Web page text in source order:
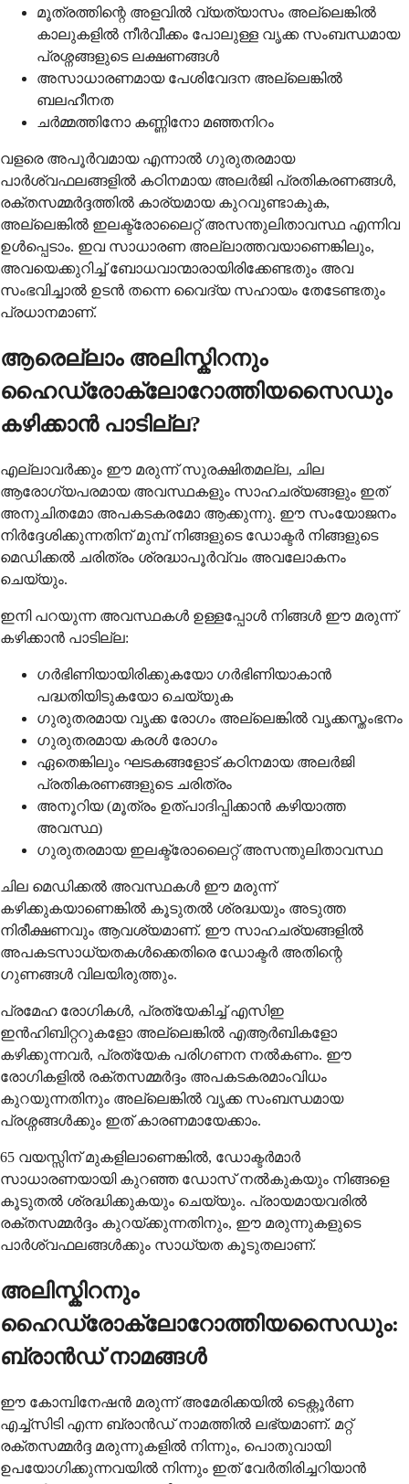
മൂത്രത്തിന്റെ അളവിൽ വ്യത്യാസം അല്ലെങ്കിൽ
കാലുകളിൽ നീർവീക്കം പോലുള്ള വൃക്ക സംബന്ധമായ
പ്രശ്നങ്ങളുടെ ലക്ഷണങ്ങൾ
അസാധാരണമായ പേശിവേദന അല്ലെങ്കിൽ
ബലഹീനത
ചർമ്മത്തിനോ കണ്ണിനോ മഞ്ഞനിറം
വളരെ അപൂർവമായ എന്നാൽ ഗുരുതരമായ
പാർശ്വഫലങ്ങളിൽ കഠിനമായ അലർജി പ്രതികരണങ്ങൾ,
രക്തസമ്മർദ്ദത്തിൽ കാര്യമായ കുറവുണ്ടാകുക,
അല്ലെങ്കിൽ ഇലക്ട്രോലൈറ്റ് അസന്തുലിതാവസ്ഥ എന്നിവ
ഉൾപ്പെടാം. ഇവ സാധാരണ അല്ലാത്തവയാണെങ്കിലും,
അവയെക്കുറിച്ച് ബോധവാന്മാരായിരിക്കേണ്ടതും അവ
സംഭവിച്ചാൽ ഉടൻ തന്നെ വൈദ്യ സഹായം തേടേണ്ടതും
പ്രധാനമാണ്.
ആരെല്ലാം അലിസ്കിറനും
ഹൈഡ്രോക്ലോറോത്തിയസൈഡും
കഴിക്കാൻ പാടില്ല?
എല്ലാവർക്കും ഈ മരുന്ന് സുരക്ഷിതമല്ല, ചില
ആരോഗ്യപരമായ അവസ്ഥകളും സാഹചര്യങ്ങളും ഇത്
അനുചിതമോ അപകടകരമോ ആക്കുന്നു. ഈ സംയോജനം
നിർദ്ദേശിക്കുന്നതിന് മുമ്പ് നിങ്ങളുടെ ഡോക്ടർ നിങ്ങളുടെ
മെഡിക്കൽ ചരിത്രം ശ്രദ്ധാപൂർവ്വം അവലോകനം
ചെയ്യും.
ഇനി പറയുന്ന അവസ്ഥകൾ ഉള്ളപ്പോൾ നിങ്ങൾ ഈ മരുന്ന്
കഴിക്കാൻ പാടില്ല:
ഗർഭിണിയായിരിക്കുകയോ ഗർഭിണിയാകാൻ
പദ്ധതിയിടുകയോ ചെയ്യുക
ഗുരുതരമായ വൃക്ക രോഗം അല്ലെങ്കിൽ വൃക്കസ്തംഭനം
ഗുരുതരമായ കരൾ രോഗം
ഏതെങ്കിലും ഘടകങ്ങളോട് കഠിനമായ അലർജി
പ്രതികരണങ്ങളുടെ ചരിത്രം
അനൂറിയ (മൂത്രം ഉത്പാദിപ്പിക്കാൻ കഴിയാത്ത
അവസ്ഥ)
ഗുരുതരമായ ഇലക്ട്രോലൈറ്റ് അസന്തുലിതാവസ്ഥ
ചില മെഡിക്കൽ അവസ്ഥകൾ ഈ മരുന്ന്
കഴിക്കുകയാണെങ്കിൽ കൂടുതൽ ശ്രദ്ധയും അടുത്ത
നിരീക്ഷണവും ആവശ്യമാണ്. ഈ സാഹചര്യങ്ങളിൽ
അപകടസാധ്യതകൾക്കെതിരെ ഡോക്ടർ അതിന്റെ
ഗുണങ്ങൾ വിലയിരുത്തും.
പ്രമേഹ രോഗികൾ, പ്രത്യേകിച്ച് എസിഇ
ഇൻഹിബിറ്ററുകളോ അല്ലെങ്കിൽ എആർബികളോ
കഴിക്കുന്നവർ, പ്രത്യേക പരിഗണന നൽകണം. ഈ
രോഗികളിൽ രക്തസമ്മർദ്ദം അപകടകരമാംവിധം
കുറയുന്നതിനും അല്ലെങ്കിൽ വൃക്ക സംബന്ധമായ
പ്രശ്നങ്ങൾക്കും ഇത് കാരണമായേക്കാം.
65 വയസ്സിന് മുകളിലാണെങ്കിൽ, ഡോക്ടർമാർ
സാധാരണയായി കുറഞ്ഞ ഡോസ് നൽകുകയും നിങ്ങളെ
കൂടുതൽ ശ്രദ്ധിക്കുകയും ചെയ്യും. പ്രായമായവരിൽ
രക്തസമ്മർദ്ദം കുറയ്ക്കുന്നതിനും, ഈ മരുന്നുകളുടെ
പാർശ്വഫലങ്ങൾക്കും സാധ്യത കൂടുതലാണ്.
അലിസ്കിറനും
ഹൈഡ്രോക്ലോറോത്തിയസൈഡും:
ബ്രാൻഡ് നാമങ്ങൾ
ഈ കോമ്പിനേഷൻ മരുന്ന് അമേരിക്കയിൽ ടെക്റ്റൂർണ
എച്ച്‌സിടി എന്ന ബ്രാൻഡ് നാമത്തിൽ ലഭ്യമാണ്. മറ്റ്
രക്തസമ്മർദ്ദ മരുന്നുകളിൽ നിന്നും, പൊതുവായി
ഉപയോഗിക്കുന്നവയിൽ നിന്നും ഇത് വേർതിരിച്ചറിയാൻ